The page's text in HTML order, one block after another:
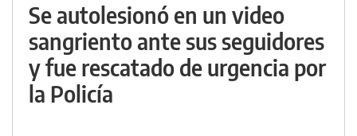
Se autolesionó en un video
sangriento ante sus seguidores
y fue rescatado de urgencia por
la Policía